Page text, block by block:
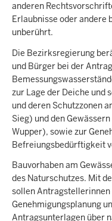
anderen
Erlaubnisse oder andere
unberührt.
Die Bezirksregierung
und Bürger bei der
zur Lage der Deiche und
und deren Schutzzonen
Sieg) und den
Wupper), sowie zur
Befreiungsbedürftigkeit
Bauvorhaben am
des Naturschutzes. Mit
sollen Antragstellerinnen
Genehmigungsplanung
Antragsunterlagen über